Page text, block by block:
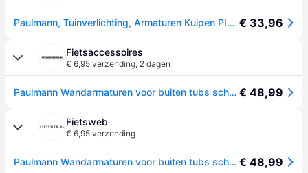
Paulmann, Tuinverlichting, Armaturen Kuipen PIR (E27, IP44) € 33,96
Fietsaccessoires
€ 6,95 verzending, 2 dagen
Paulmann Wandarmaturen voor buiten tubs schemergestuurde bewegingsmelder (ir) ip44 rond 105x175 mm max. 15w 230v grijs mat metaal, kunststof € 48,99
Fietsweb
€ 6,95 verzending
Paulmann Wandarmaturen voor buiten tubs schemergestuurde bewegingsmelder (ir) ip44 rond 105x175 mm max. 15w 230v grijs mat metaal, kunststof € 48,99